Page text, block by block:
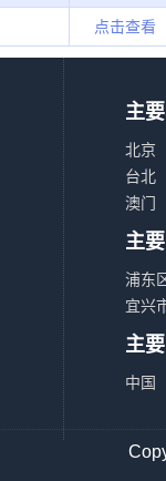
点击查看
主
北京
台北
澳门
主
浦东
宜兴
主
中国